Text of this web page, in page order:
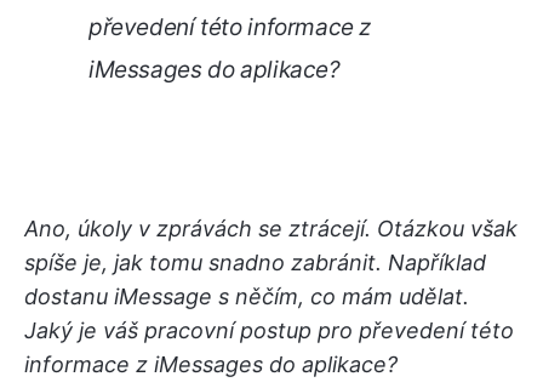
převedení této informace z
iMessages do aplikace?
Ano, úkoly v zprávách se ztrácejí. Otázkou však
spíše je, jak tomu snadno zabránit. Například
dostanu iMessage s něčím, co mám udělat.
Jaký je váš pracovní postup pro převedení této
informace z iMessages do aplikace?